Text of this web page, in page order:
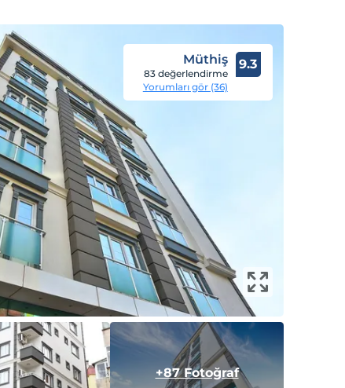
Müthiş
83 değerlendirme
Yorumları gör (36)
9.3
+87 Fotoğraf